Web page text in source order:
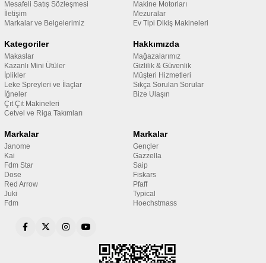
Mesafeli Satış Sözleşmesi
İletişim
Markalar ve Belgelerimiz
Makine Motorları
Mezuralar
Ev Tipi Dikiş Makineleri
Kategoriler
Makaslar
Kazanlı Mini Ütüler
İplikler
Leke Spreyleri ve İlaçlar
İğneler
Çıt Çıt Makineleri
Cetvel ve Riga Takımları
Hakkımızda
Mağazalarımız
Gizlilik & Güvenlik
Müşteri Hizmetleri
Sıkça Sorulan Sorular
Bize Ulaşın
Markalar
Janome
Kai
Fdm Star
Dose
Red Arrow
Juki
Fdm
Markalar
Gençler
Gazzella
Saip
Fiskars
Pfaff
Typical
Hoechstmass